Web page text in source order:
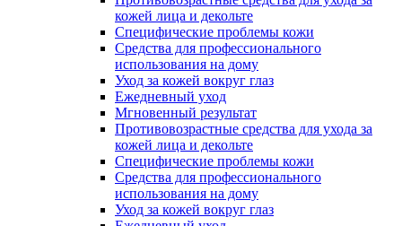
кожей лица и декольте
Специфические проблемы кожи
Средства для профессионального
использования на дому
Уход за кожей вокруг глаз
Ежедневный уход
Мгновенный результат
Противовозрастные средства для ухода за
кожей лица и декольте
Специфические проблемы кожи
Средства для профессионального
использования на дому
Уход за кожей вокруг глаз